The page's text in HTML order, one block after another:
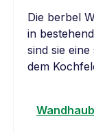
Die berbel
in
sind sie
dem